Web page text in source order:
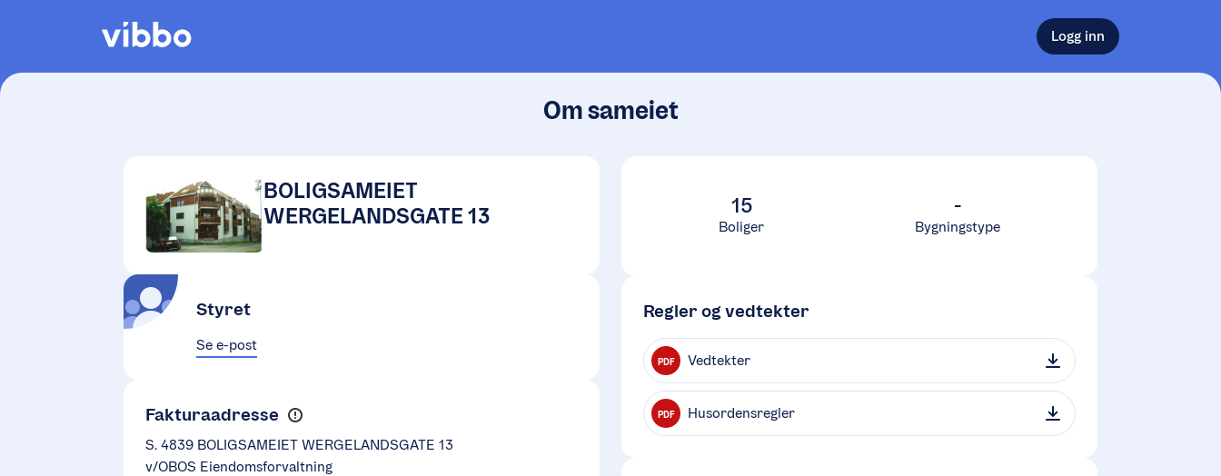
Logg inn
Om sameiet
BOLIGSAMEIET
WERGELANDSGATE 13
Styret
Se e-post
Fakturaadresse
S. 4839 BOLIGSAMEIET WERGELANDSGATE 13
v/OBOS Eiendomsforvaltning
15
Boliger
-
Bygningstype
Regler og vedtekter
PDF Vedtekter
PDF Husordensregler